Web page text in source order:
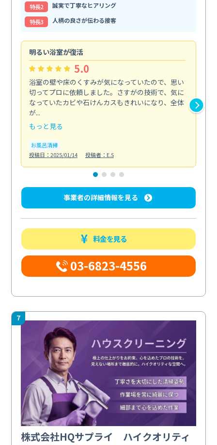
特⻑2
誠実で丁寧なヒアリング
特⻑3
人柄の良さが伝わる接客
明るい浴室が復活
5.0
浴室の壁や床のくすみが気になっていたので、思い
切ってプロに依頼しました。さすがの技術で、気に
なっていたカビや石けんカスもきれいになり、全体
が...
もっと見る
お風呂清掃
投稿日：2025/01/14
投稿者：E.S
事業者の詳細情報を見る
料金を見る
03-6823-4556
7
株式会社HQサプライ ハイクオリティ